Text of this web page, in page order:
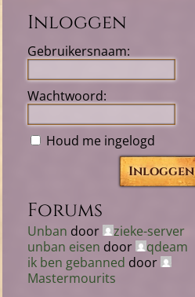
Inloggen
Gebruikersnaam:
Wachtwoord:
Houd me ingelogd
Inloggen
Forums
Unban door
zieke-server
unban eisen door
qdeam
ik ben gebanned door
Mastermourits